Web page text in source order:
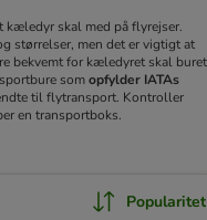
kæledyr skal med på flyrejser.
størrelser, men det er vigtigt at
bekvemt for kæledyret skal buret
somopfylder IATAs
til flytransport. Kontroller
en transportboks.
Popularitet